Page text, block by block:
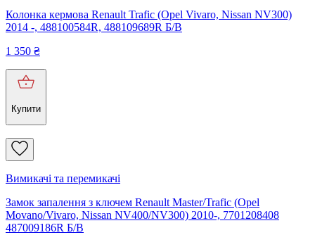
Колонка кермова Renault Trafic (Opel Vivaro, Nissan NV300)
2014 -, 488100584R, 488109689R Б/В
1 350 ₴
Купити
Вимикачі та перемикачі
Замок запалення з ключем Renault Master/Trafic (Opel
Movano/Vivaro, Nissan NV400/NV300) 2010-, 7701208408
487009186R Б/В